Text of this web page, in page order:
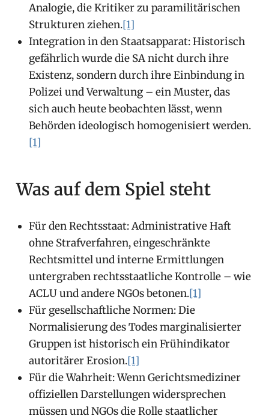
Analogie, die Kritiker zu paramilitärischen
Strukturen ziehen.[1]
Integration in den Staatsapparat: Historisch
gefährlich wurde die SA nicht durch ihre
Existenz, sondern durch ihre Einbindung in
Polizei und Verwaltung – ein Muster, das
sich auch heute beobachten lässt, wenn
Behörden ideologisch homogenisiert werden.
[1]
Was auf dem Spiel steht
Für den Rechtsstaat: Administrative Haft
ohne Strafverfahren, eingeschränkte
Rechtsmittel und interne Ermittlungen
untergraben rechtsstaatliche Kontrolle – wie
ACLU und andere NGOs betonen.[1]
Für gesellschaftliche Normen: Die
Normalisierung des Todes marginalisierter
Gruppen ist historisch ein Frühindikator
autoritärer Erosion.[1]
Für die Wahrheit: Wenn Gerichtsmediziner
offiziellen Darstellungen widersprechen
müssen und NGOs die Rolle staatlicher